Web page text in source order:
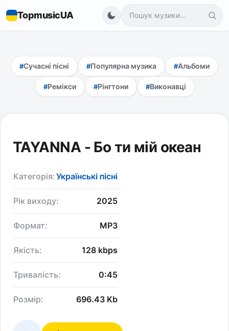
TopmusicUA
Сучасні пісні Популярна музика Альбоми
Ремікси Рінгтони Виконавці
TAYANNA - Бо ти мій океан
Категорія:Українські пісні
Рік виходу: 2025
Формат: MP3
Якість: 128 kbps
Тривалість: 0:45
Розмір: 696.43 Kb